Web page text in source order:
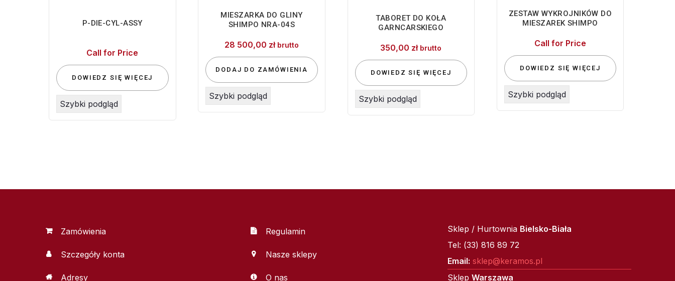
P-DIE-CYL-ASSY
Call for Price
DOWIEDZ SIĘ WIĘCEJ
Szybki podgląd
MIESZARKA DO GLINY
SHIMPO NRA-04S
28 500,00 zł brutto
DODAJ DO ZAMÓWIENIA
Szybki podgląd
TABORET DO KOŁA
GARNCARSKIEGO
350,00 zł brutto
DOWIEDZ SIĘ WIĘCEJ
Szybki podgląd
ZESTAW WYKROJNIKÓW DO
MIESZAREK SHIMPO
Call for Price
DOWIEDZ SIĘ WIĘCEJ
Szybki podgląd
Zamówienia
Szczegóły konta
Adresy
Regulamin
Nasze sklepy
O nas
Sklep / Hurtownia Bielsko-Biała
Tel: (33) 816 89 72
Email: sklep@keramos.pl
Sklep Warszawa